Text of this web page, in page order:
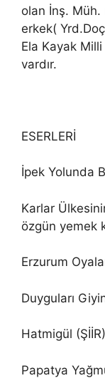
olan İnş. Müh.
erkek(
Ela Kayak
vardır.
ESERLERİ
İpek Yolunda
Karlar
özgün yemek
Erzurum
Duyguları
Hatmigül (ŞİİR)
Papatya